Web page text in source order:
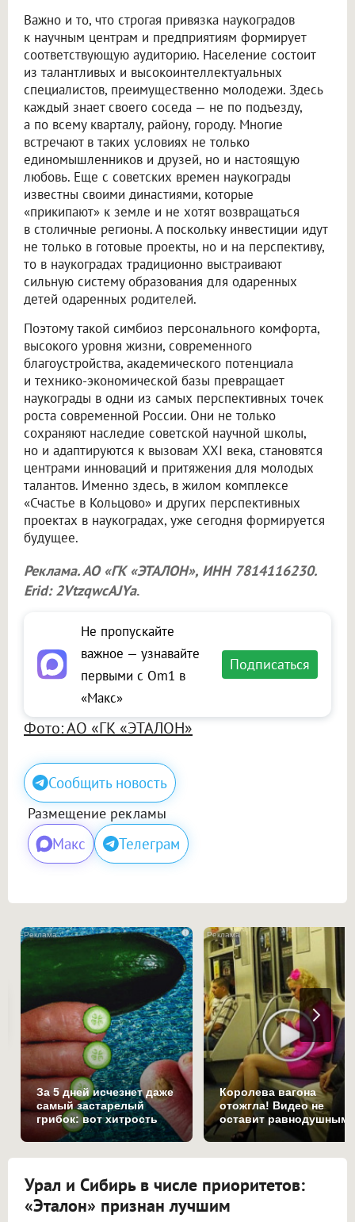
Важно и то, что строгая привязка наукоградов
к научным центрам и предприятиям формирует
соответствующую аудиторию. Население состоит
из талантливых и высокоинтеллектуальных
специалистов, преимущественно молодежи. Здесь
каждый знает своего соседа — не по подъезду,
а по всему кварталу, району, городу. Многие
встречают в таких условиях не только
единомышленников и друзей, но и настоящую
любовь. Еще с советских времен наукограды
известны своими династиями, которые
«прикипают» к земле и не хотят возвращаться
в столичные регионы. А поскольку инвестиции идут
не только в готовые проекты, но и на перспективу,
то в наукоградах традиционно выстраивают
сильную систему образования для одаренных
детей одаренных родителей.
Поэтому такой симбиоз персонального комфорта,
высокого уровня жизни, современного
благоустройства, академического потенциала
и технико-экономической базы превращает
наукограды в одни из самых перспективных точек
роста современной России. Они не только
сохраняют наследие советской научной школы,
но и адаптируются к вызовам XXI века, становятся
центрами инноваций и притяжения для молодых
талантов. Именно здесь, в жилом комплексе
«Счастье в Кольцово» и других перспективных
проектах в наукоградах, уже сегодня формируется
будущее.
Реклама. АО «ГК «ЭТАЛОН», ИНН 7814116230.
Erid: 2VtzqwcAJYa.
Не пропускайте
важное — узнавайте
первыми с Om1 в
«Макс»
Подписаться
Фото: АО «ГК «ЭТАЛОН»
Сообщить новость
Размещение рекламы
Макс Телеграм
i
За 5 дней исчезнет даже
самый застарелый
грибок: вот хитрость
Королева вагона
отожгла! Видео не
оставит равнодушным
Урал и Сибирь в числе приоритетов:
«Эталон» признан лучшим